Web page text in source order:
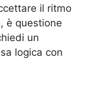
il ritmo
è questione
un
logica con